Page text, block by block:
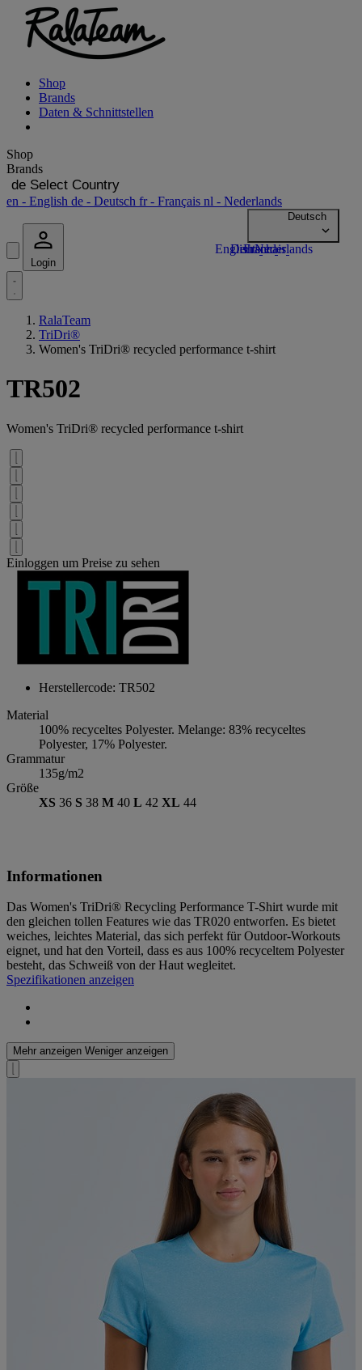
Shop
Brands
Daten & Schnittstellen
Shop
Brands
de Select Country
en - English de - Deutsch fr- Français nl - Nederlands
Login
RalaTeam
TriDri®
Women's TriDri® recycled performance t-shirt
TR502
Women's TriDri® recycled performance t-shirt
Einloggen um Preise zu sehen
Herstellercode: TR502
Material
100% recyceltes Polyester. Melange: 83% recyceltes
Polyester, 17% Polyester.
Grammatur
135g/m2
Größe
XS 36 S 38 M 40 L 42 XL 44
Informationen
Das Women's TriDri® Recycling Performance T-Shirt wurde mit
den gleichen tollen Features wie das TR020 entworfen. Es bietet
weiches, leichtes Material, das sich perfekt für Outdoor-Workouts
eignet, und hat den Vorteil, dass es aus 100% recyceltem Polyester
besteht, das Schweiß von der Haut wegleitet.
Spezifikationen anzeigen
Mehr anzeigen Weniger anzeigen